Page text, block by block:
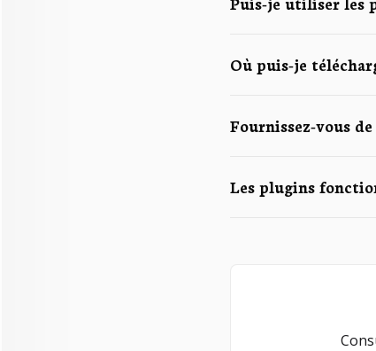
Où puis-je
Fournissez-vous
Les plugins